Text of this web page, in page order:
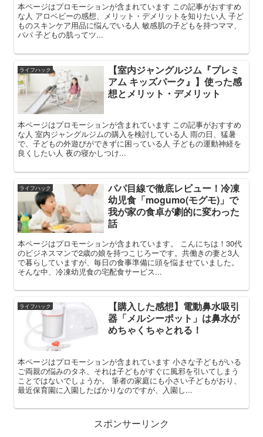
本ページはプロモーションが含まれています この記事がおすすめ
な人 アロベビーの感想、メリット・デメリットを知りたい人 子ど
ものスキンケア用品に悩んでいる人 敏感肌の子どもを持つママ、
パパ 子どもの肌ってツ...
ライフハック
【室内ジャングルジム『プレミ
アム キッズパーク』】使った感
想とメリット・デメリット
本ページはプロモーションが含まれています この記事がおすすめ
な人 室内ジャングルジムの購入を検討している人 雨の日、猛暑
で、子どもの外遊びができずに困っている人 子どもの運動神経を
良くしたい人 夜の寝かしつけ...
ライフハック
パパ目線で徹底レビュー！冷凍
幼児食「mogumo(モグモ)」で
我が家の食卓が劇的に変わった
話
本ページはプロモーションが含まれています。 こんにちは！30代
のビジネスマンで2歳の娘を持つこじろーです。共働きの妻と3人
で暮らしていますが、毎日の食事準備に頭を悩ませていました。
そんな中、冷凍幼児食の宅配食サービス...
ライフハック
【購入した感想】電動鼻水吸引
器「メルシーポット」は鼻水が
めちゃくちゃとれる！
本ページはプロモーションが含まれています 小さな子どもがいる
ご両親の悩みのタネ、それは子どもがすぐに風邪を引いてしまう
ことではないでしょうか。 筆者の家庭にも小さい子どもがおり、
最近保育園に入園したばかりなのですが、入園し...
スポンサーリンク